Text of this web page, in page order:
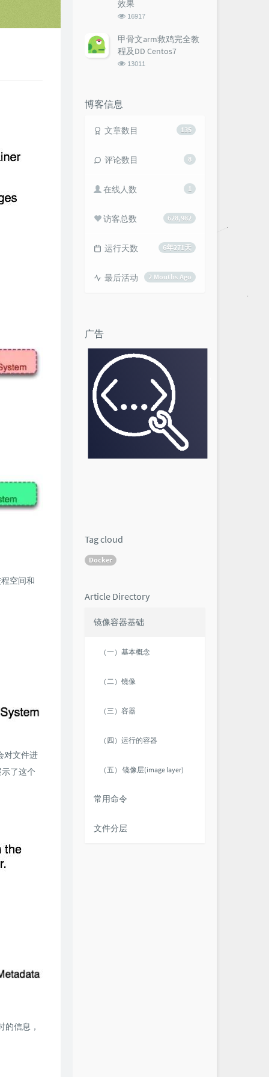
空间和
对文件进
了这个
信息，
效果
浏
次
数:
16917
甲骨文arm救鸡完全教
程及DD Centos7
浏
13011
博客信息
135
文章数目
8
评论数目
1
在线人数
628,982
访客总数
6年271天
运行天数
2 Mouths Ago
最后活动
广告
Tag cloud
Docker
Article Directory
镜像容器基础
（一）基本概念
（二）镜像
（三）容器
（四）运行的容器
（五） 镜像层(image layer)
常用命令
文件分层